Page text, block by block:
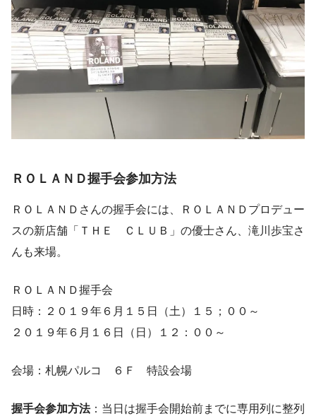
ＲＯＬＡＮＤ握手会参加方法
ＲＯＬＡＮＤさんの握手会には、ＲＯＬＡＮＤプロデュー
スの新店舗「ＴＨＥ ＣＬＵＢ」の優士さん、滝川歩宝さ
んも来場。
ＲＯＬＡＮＤ握手会
日時：２０１９年６月１５日（土）１５；００～
２０１９年６月１６日（日）１２：００～
会場：札幌パルコ ６Ｆ 特設会場
握手会参加方法： 当日は握手会開始前までに専用列に整列